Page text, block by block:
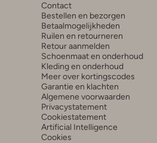
Contact
Bestellen en bezorgen
Betaalmogelijkheden
Ruilen en retourneren
Retour aanmelden
Schoenmaat en onderhoud
Kleding en onderhoud
Meer over kortingscodes
Garantie en klachten
Algemene voorwaarden
Privacystatement
Cookiestatement
Artificial Intelligence
Cookies